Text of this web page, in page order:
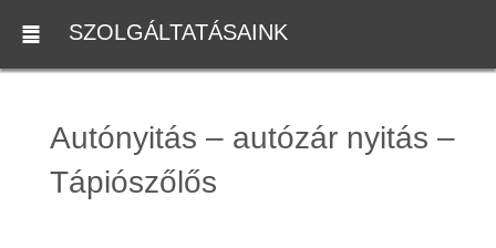
SZOLGÁLTATÁSAINK
Autónyitás – autózár nyitás –
Tápiószőlős